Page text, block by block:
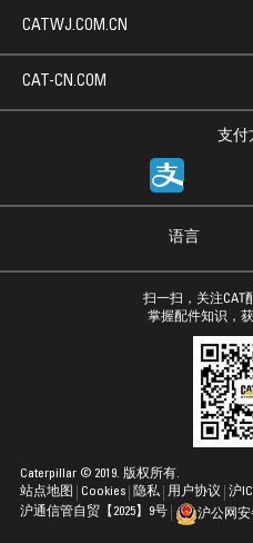
支付
CATWJ.COM.CN
CAT-CN.COM
语言
扫一扫，关注CAT
掌握配件知识，
站点地图 Cookies 隐私 用户协议
Caterpillar © 2019. 版权所有.
沪
沪通信管自贸【2025】9号
沪公网安